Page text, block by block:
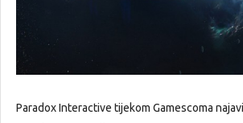
Paradox Interactive tijekom Gamescoma